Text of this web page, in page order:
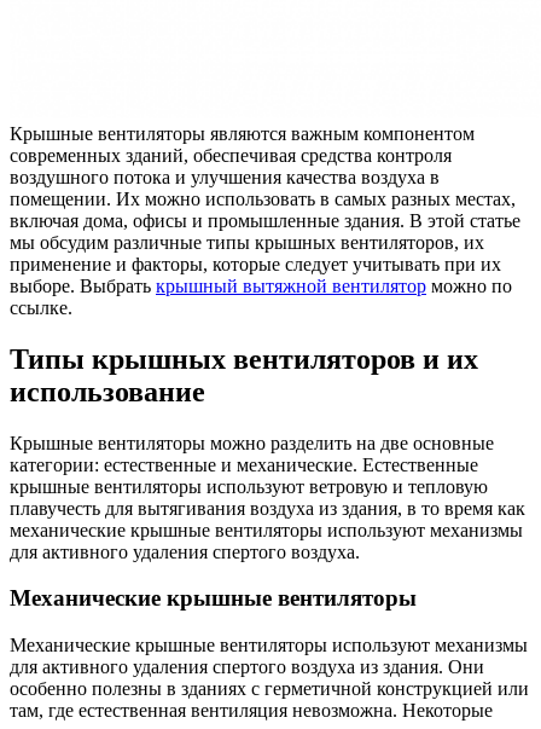
Крышные вентиляторы являются важным компонентом
современных зданий, обеспечивая средства контроля
воздушного потока и улучшения качества воздуха в
помещении. Их можно использовать в самых разных местах,
включая дома, офисы и промышленные здания. В этой статье
мы обсудим различные типы крышных вентиляторов, их
применение и факторы, которые следует учитывать при их
выборе. Выбрать крышный вытяжной вентилятор можно по
ссылке.
Типы крышных вентиляторов и их
использование
Крышные вентиляторы можно разделить на две основные
категории: естественные и механические. Естественные
крышные вентиляторы используют ветровую и тепловую
плавучесть для вытягивания воздуха из здания, в то время как
механические крышные вентиляторы используют механизмы
для активного удаления спертого воздуха.
Механические крышные вентиляторы
Механические крышные вентиляторы используют механизмы
для активного удаления спертого воздуха из здания. Они
особенно полезны в зданиях с герметичной конструкцией или
там, где естественная вентиляция невозможна. Некоторые